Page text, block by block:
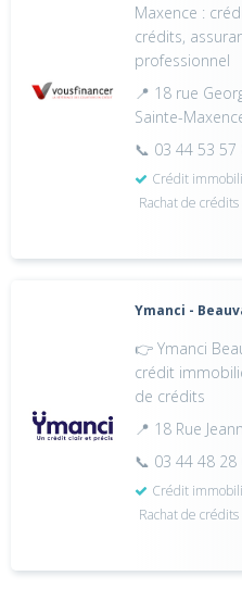
Maxence :
crédits,
professionnel
📍 18 rue
Sainte-
📞 03 44 53 57
Crédit
Rachat de crédits
Ymanci -
👉 Ymanci
crédit
de crédits
📍 18 Rue
📞 03 44 48 28
Crédit
Rachat de crédits